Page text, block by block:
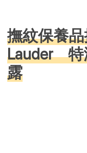
撫紋保養
Lauder 特
露